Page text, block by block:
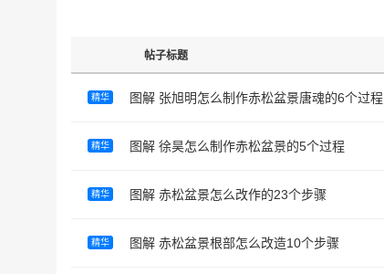
帖子标题
精华 图解 张旭明怎么制作赤松盆景唐魂的6个过程
精华 图解 徐昊怎么制作赤松盆景的5个过程
精华 图解 赤松盆景怎么改作的23个步骤
精华 图解 赤松盆景根部怎么改造10个步骤